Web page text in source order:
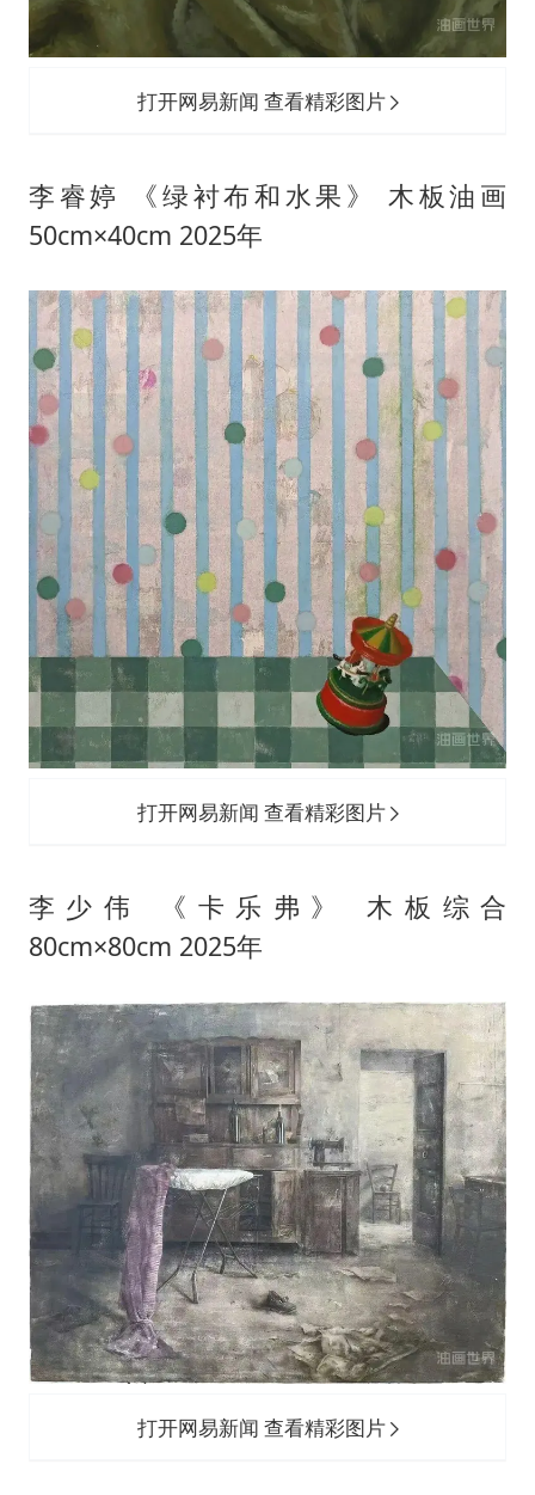
打开网易新闻 查看精彩图片
李睿婷 《绿衬布和水果》 木板油画
50cm×40cm 2025年
打开网易新闻 查看精彩图片
李少伟 《卡乐弗》 木板综合
80cm×80cm 2025年
打开网易新闻 查看精彩图片